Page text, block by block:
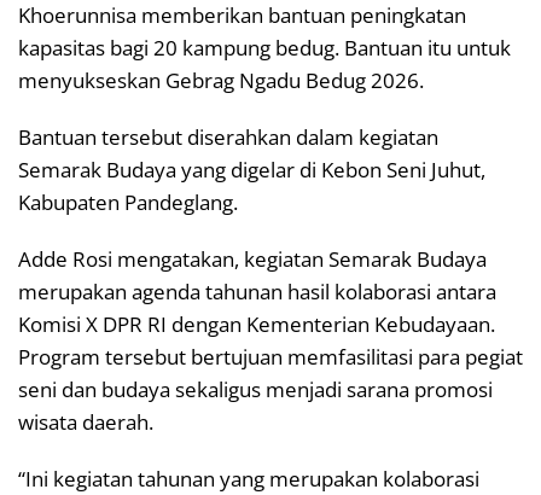
Khoerunnisa memberikan bantuan peningkatan
kapasitas bagi 20 kampung bedug. Bantuan itu untuk
menyukseskan Gebrag Ngadu Bedug 2026.
Bantuan tersebut diserahkan dalam kegiatan
Semarak Budaya yang digelar di Kebon Seni Juhut,
Kabupaten Pandeglang.
Adde Rosi mengatakan, kegiatan Semarak Budaya
merupakan agenda tahunan hasil kolaborasi antara
Komisi X DPR RI dengan Kementerian Kebudayaan.
Program tersebut bertujuan memfasilitasi para pegiat
seni dan budaya sekaligus menjadi sarana promosi
wisata daerah.
“Ini kegiatan tahunan yang merupakan kolaborasi